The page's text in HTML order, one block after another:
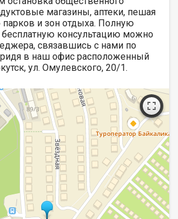
магазины, аптеки, пешая
парков и зон отдыха. Полную
консультацию можно
связавшись с нами по
в наш офис расположенный
ул. Омулевского, 20/1.